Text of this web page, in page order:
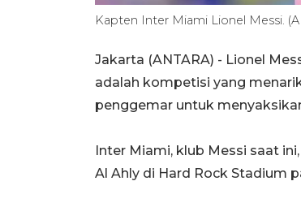
Kapten Inter Miami Lionel Messi.
Jakarta (ANTARA) - Lionel
adalah kompetisi yang
penggemar untuk
Inter Miami, klub Messi saat
Al Ahly di Hard Rock Stadium